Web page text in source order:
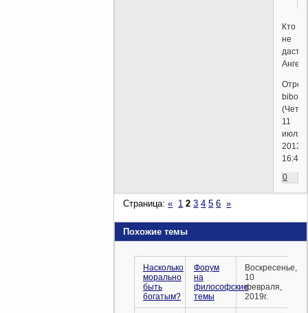
Кто
не
даст?
biborl
11
июля,
2013г.
16:47)
0
Страница:« 1 2 3 4 5 6 »
Похожие темы
Насколько
морально
быть
богатым?
Форум
на
философские
темы
Воскресенье,
10
февраля,
2019г.